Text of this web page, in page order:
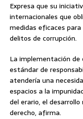
Expresa que su
internacionales que
medidas eficaces
delitos de corrupción.
La implementación
estándar de
atendería una
espacios a la
del erario, el
derecho, afirma.